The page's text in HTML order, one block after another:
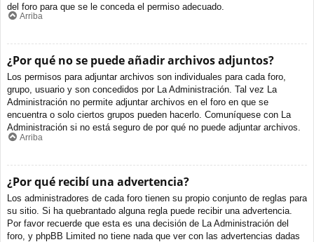
del foro para que se le conceda el permiso adecuado.
Arriba
¿Por qué no se puede añadir archivos adjuntos?
Los permisos para adjuntar archivos son individuales para cada foro,
grupo, usuario y son concedidos por La Administración. Tal vez La
Administración no permite adjuntar archivos en el foro en que se
encuentra o solo ciertos grupos pueden hacerlo. Comuníquese con La
Administración si no está seguro de por qué no puede adjuntar archivos.
Arriba
¿Por qué recibí una advertencia?
Los administradores de cada foro tienen su propio conjunto de reglas para
su sitio. Si ha quebrantado alguna regla puede recibir una advertencia.
Por favor recuerde que esta es una decisión de La Administración del
foro, y phpBB Limited no tiene nada que ver con las advertencias dadas